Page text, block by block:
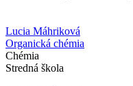
Lucia Máhriková
Organická chémia
Chémia
Stredná škola